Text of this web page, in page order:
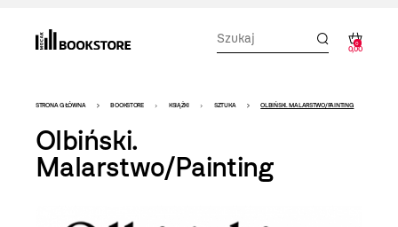
0
0,00
Bookstore
-
szablon
szczegóły
STRONA GŁÓWNA BOOKSTORE KSIĄŻKI SZTUKA OLBIŃSKI. MALARSTWO/PAINTING
Olbiński.
Malarstwo/Painting